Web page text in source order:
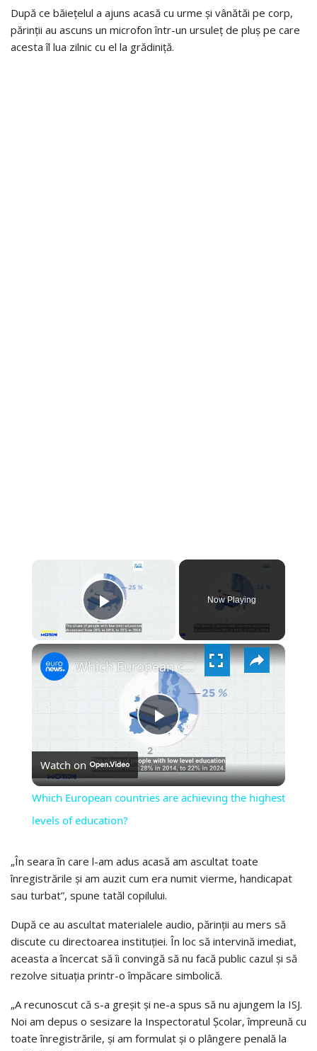
După ce băiețelul a ajuns acasă cu urme și vânătăi pe corp,
părinții au ascuns un microfon într-un ursuleț de pluș pe care
acesta îl lua zilnic cu el la grădiniță.
×
PLAY
VIDEO
Now Playing
×
PLAY
VIDEO
Which European countries are achieving the highest levels of education?
Watch on
Which European countries are achieving the highest
levels of education?
„În seara în care l-am adus acasă am ascultat toate
înregistrările și am auzit cum era numit vierme, handicapat
sau turbat”, spune tatăl copilului.
După ce au ascultat materialele audio, părinții au mers să
discute cu directoarea instituției. În loc să intervină imediat,
aceasta a încercat să îi convingă să nu facă public cazul și să
rezolve situația printr-o împăcare simbolică.
„A recunoscut că s-a greșit și ne-a spus să nu ajungem la ISJ.
Noi am depus o sesizare la Inspectoratul Școlar, împreună cu
toate înregistrările, și am formulat și o plângere penală la